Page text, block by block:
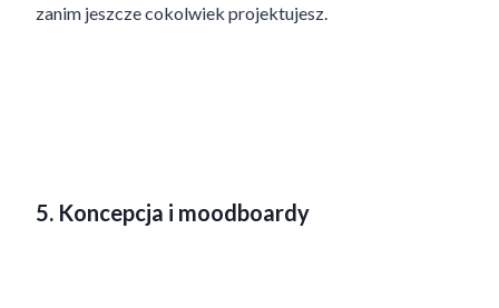
zanim jeszcze cokolwiek projektujesz.
5. Koncepcja i moodboardy